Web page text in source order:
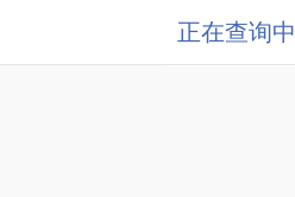
正在查询中